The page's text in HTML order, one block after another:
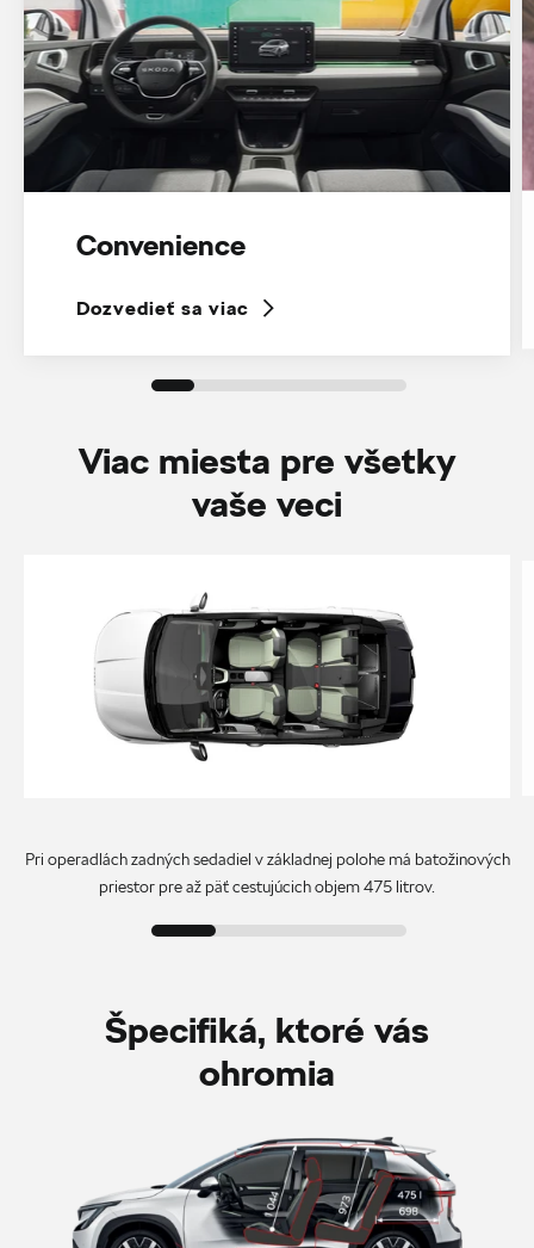
Convenience
Dozvedieť sa viac
Viac miesta pre všetky
vaše veci
Pri operadlách zadných sedadiel v základnej polohe má batožinových
priestor pre až päť cestujúcich objem 475 litrov.
Špecifiká, ktoré vás
ohromia